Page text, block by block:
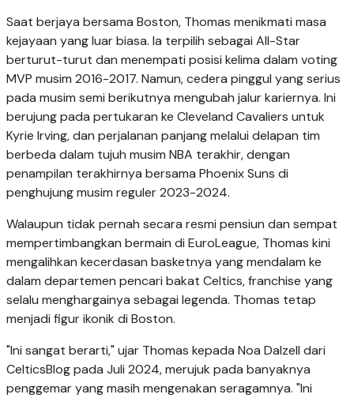
Saat berjaya bersama Boston, Thomas menikmati masa
kejayaan yang luar biasa. Ia terpilih sebagai All-Star
berturut-turut dan menempati posisi kelima dalam voting
MVP musim 2016-2017. Namun, cedera pinggul yang serius
pada musim semi berikutnya mengubah jalur kariernya. Ini
berujung pada pertukaran ke Cleveland Cavaliers untuk
Kyrie Irving, dan perjalanan panjang melalui delapan tim
berbeda dalam tujuh musim NBA terakhir, dengan
penampilan terakhirnya bersama Phoenix Suns di
penghujung musim reguler 2023-2024.
Walaupun tidak pernah secara resmi pensiun dan sempat
mempertimbangkan bermain di EuroLeague, Thomas kini
mengalihkan kecerdasan basketnya yang mendalam ke
dalam departemen pencari bakat Celtics, franchise yang
selalu menghargainya sebagai legenda. Thomas tetap
menjadi figur ikonik di Boston.
"Ini sangat berarti," ujar Thomas kepada Noa Dalzell dari
CelticsBlog pada Juli 2024, merujuk pada banyaknya
penggemar yang masih mengenakan seragamnya. "Ini